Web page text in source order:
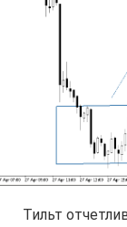
Тильт